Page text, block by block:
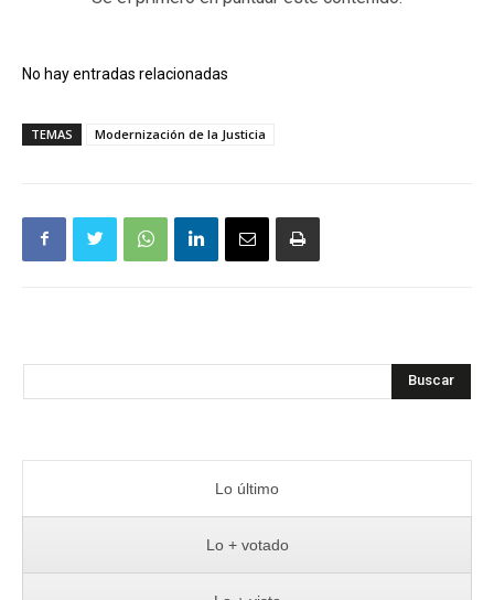
No hay entradas relacionadas
TEMAS Modernización de la Justicia
Buscar
Lo último
Lo + votado